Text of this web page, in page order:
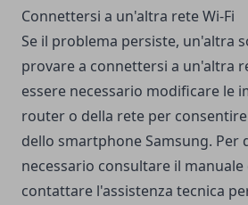
Connettersi a un'altra rete Wi-Fi
Se il problema persiste, un'altra
provare a connettersi a un'altra
essere necessario modificare le
router o della rete per
dello smartphone Samsung. Per
necessario consultare il
contattare l'assistenza tecnica